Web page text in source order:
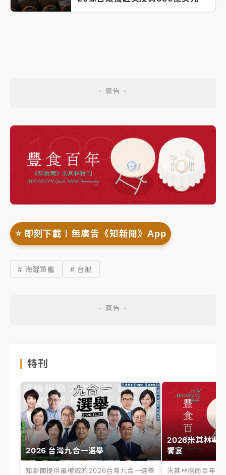
⭐️ 即刻下載！無廣告《知新聞》App
# 海鯤軍艦 # 台船
特刊
2026 台灣九合一選舉
知新聞提供最權威的2026台灣九合一選舉
2026米其林專
饗宴
米其林指南百年之